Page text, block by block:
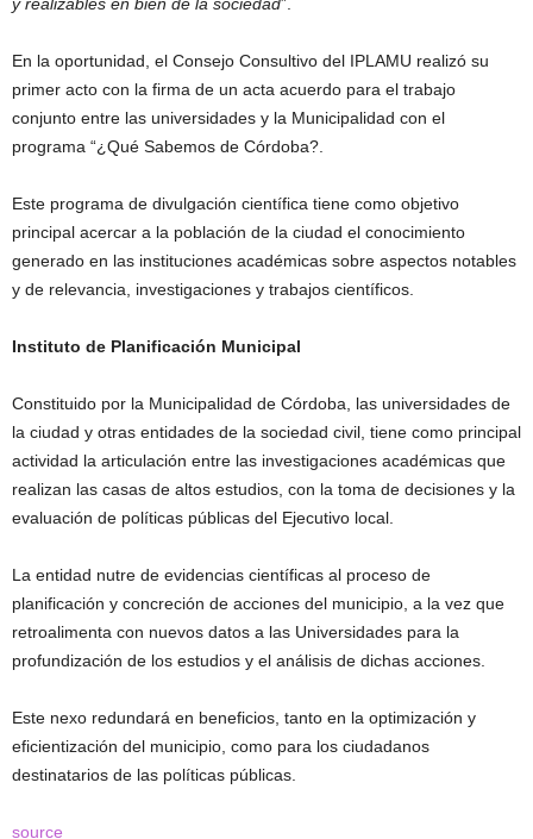
y realizables en bien de la sociedad”.
En la oportunidad, el Consejo Consultivo del IPLAMU realizó su
primer acto con la firma de un acta acuerdo para el trabajo
conjunto entre las universidades y la Municipalidad con el
programa “¿Qué Sabemos de Córdoba?.
Este programa de divulgación científica tiene como objetivo
principal acercar a la población de la ciudad el conocimiento
generado en las instituciones académicas sobre aspectos notables
y de relevancia, investigaciones y trabajos científicos.
Instituto de Planificación Municipal
Constituido por la Municipalidad de Córdoba, las universidades de
la ciudad y otras entidades de la sociedad civil, tiene como principal
actividad la articulación entre las investigaciones académicas que
realizan las casas de altos estudios, con la toma de decisiones y la
evaluación de políticas públicas del Ejecutivo local.
La entidad nutre de evidencias científicas al proceso de
planificación y concreción de acciones del municipio, a la vez que
retroalimenta con nuevos datos a las Universidades para la
profundización de los estudios y el análisis de dichas acciones.
Este nexo redundará en beneficios, tanto en la optimización y
eficientización del municipio, como para los ciudadanos
destinatarios de las políticas públicas.
source